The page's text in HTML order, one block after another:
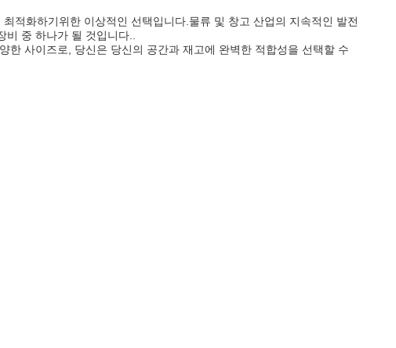
적화하기위한 이상적인 선택입니다.물류 및 창고 산업의 지속적인 발전
중 하나가 될 것입니다..
사이즈로, 당신은 당신의 공간과 재고에 완벽한 적합성을 선택할 수